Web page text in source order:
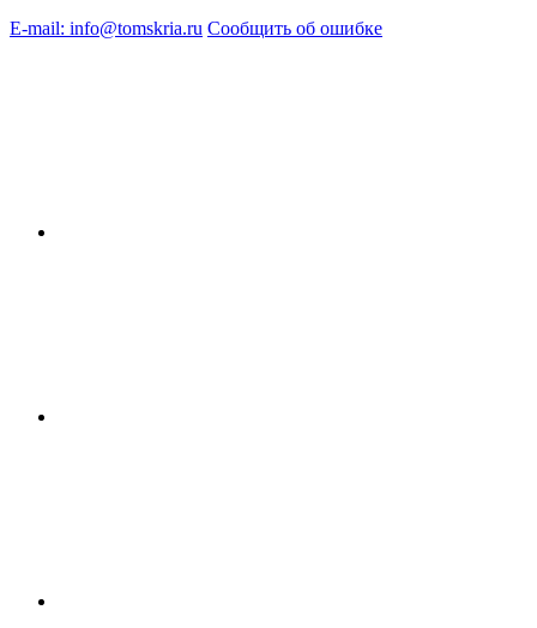
E-mail: info@tomskria.ru Сообщить об ошибке